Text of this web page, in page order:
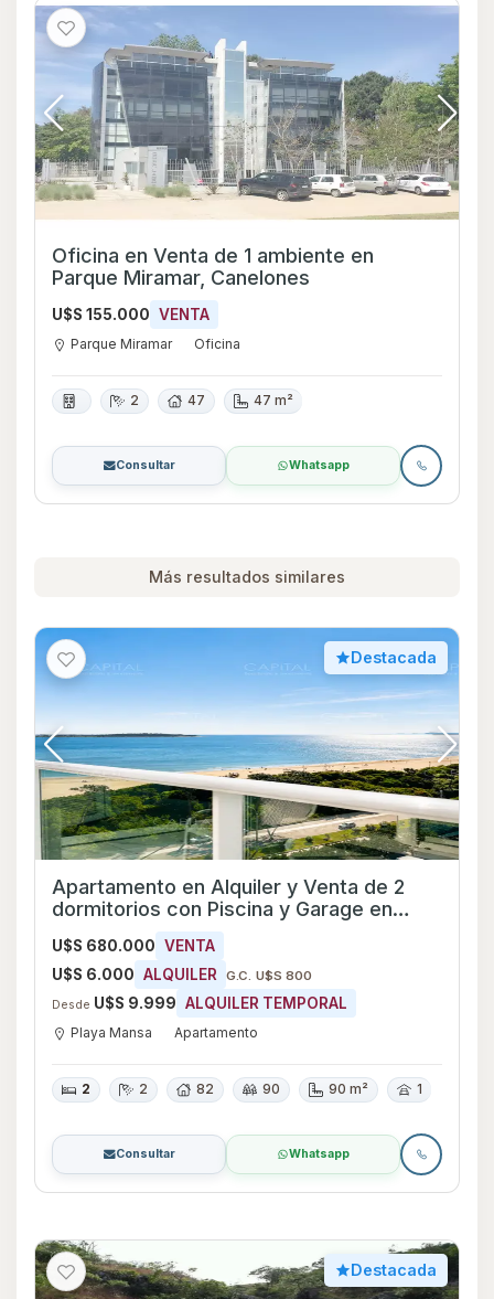
Oficina en Venta de 1 ambiente en
Parque Miramar, Canelones
U$S 155.000 VENTA
Parque Miramar Oficina
2 47 47 m²
Consultar Whatsapp
Más resultados similares
Destacada
Apartamento en Alquiler y Venta de 2
dormitorios con Piscina y Garage en
Playa Mansa, Maldonado
U$S 680.000 VENTA
U$S 6.000 ALQUILER
G.C. U$S 800
Desde U$S 9.999 ALQUILER TEMPORAL
Playa Mansa Apartamento
2 2 82 90 90 m² 1
Consultar Whatsapp
Destacada